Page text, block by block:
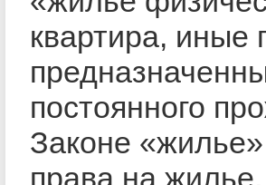
квартира,
постоянного
Законе